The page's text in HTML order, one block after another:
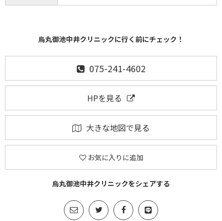
烏丸御池中井クリニックに行く前にチェック！
075-241-4602
HPを見る
大きな地図で見る
お気に入りに追加
烏丸御池中井クリニックをシェアする